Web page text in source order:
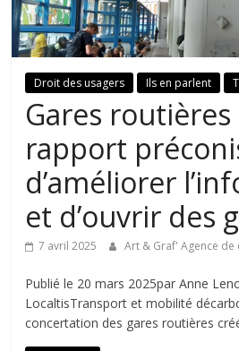
Droit des usagers Ils en parlent
Gares routières
rapport
d’améliorer
et d’ouvrir des
7 avril 2025 Art & Graf' Agence
Publié le 20 mars 2025par Anne
LocaltisTransport et mobilité
concertation des gares routières